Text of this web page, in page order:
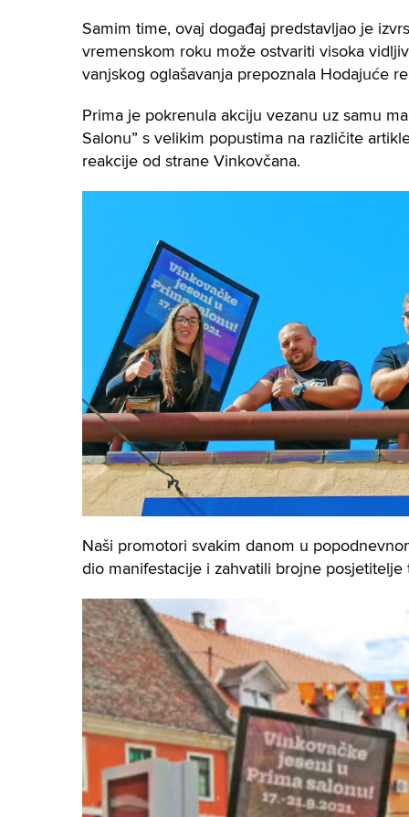
Samim time, ovaj događaj predstavljao je
vremenskom roku može ostvariti visoka
vanjskog oglašavanja prepoznala Hodajuće
Prima je pokrenula akciju vezanu uz samu
Salonu” s velikim popustima na različite
reakcije od strane Vinkovčana.
Naši promotori svakim danom u
dio manifestacije i zahvatili brojne